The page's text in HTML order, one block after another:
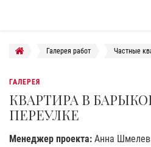
Галерея работ Частные
ГАЛЕРЕЯ
КВАРТИРА В
ПЕРЕУЛКЕ
Менеджер проекта: Анна